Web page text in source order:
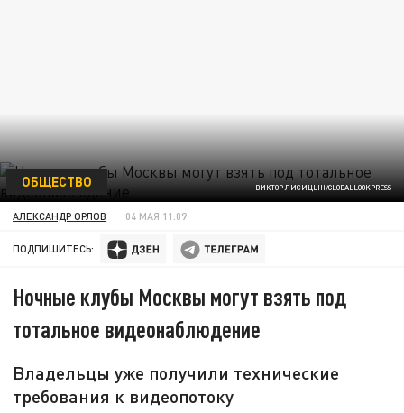
ВИКТОР ЛИСИЦЫН/GLOBALLOOKPRESS
ОБЩЕСТВО
АЛЕКСАНДР ОРЛОВ 04 МАЯ 11:09
ПОДПИШИТЕСЬ:
Ночные клубы Москвы могут взять под
тотальное видеонаблюдение
Владельцы уже получили технические
требования к видеопотоку